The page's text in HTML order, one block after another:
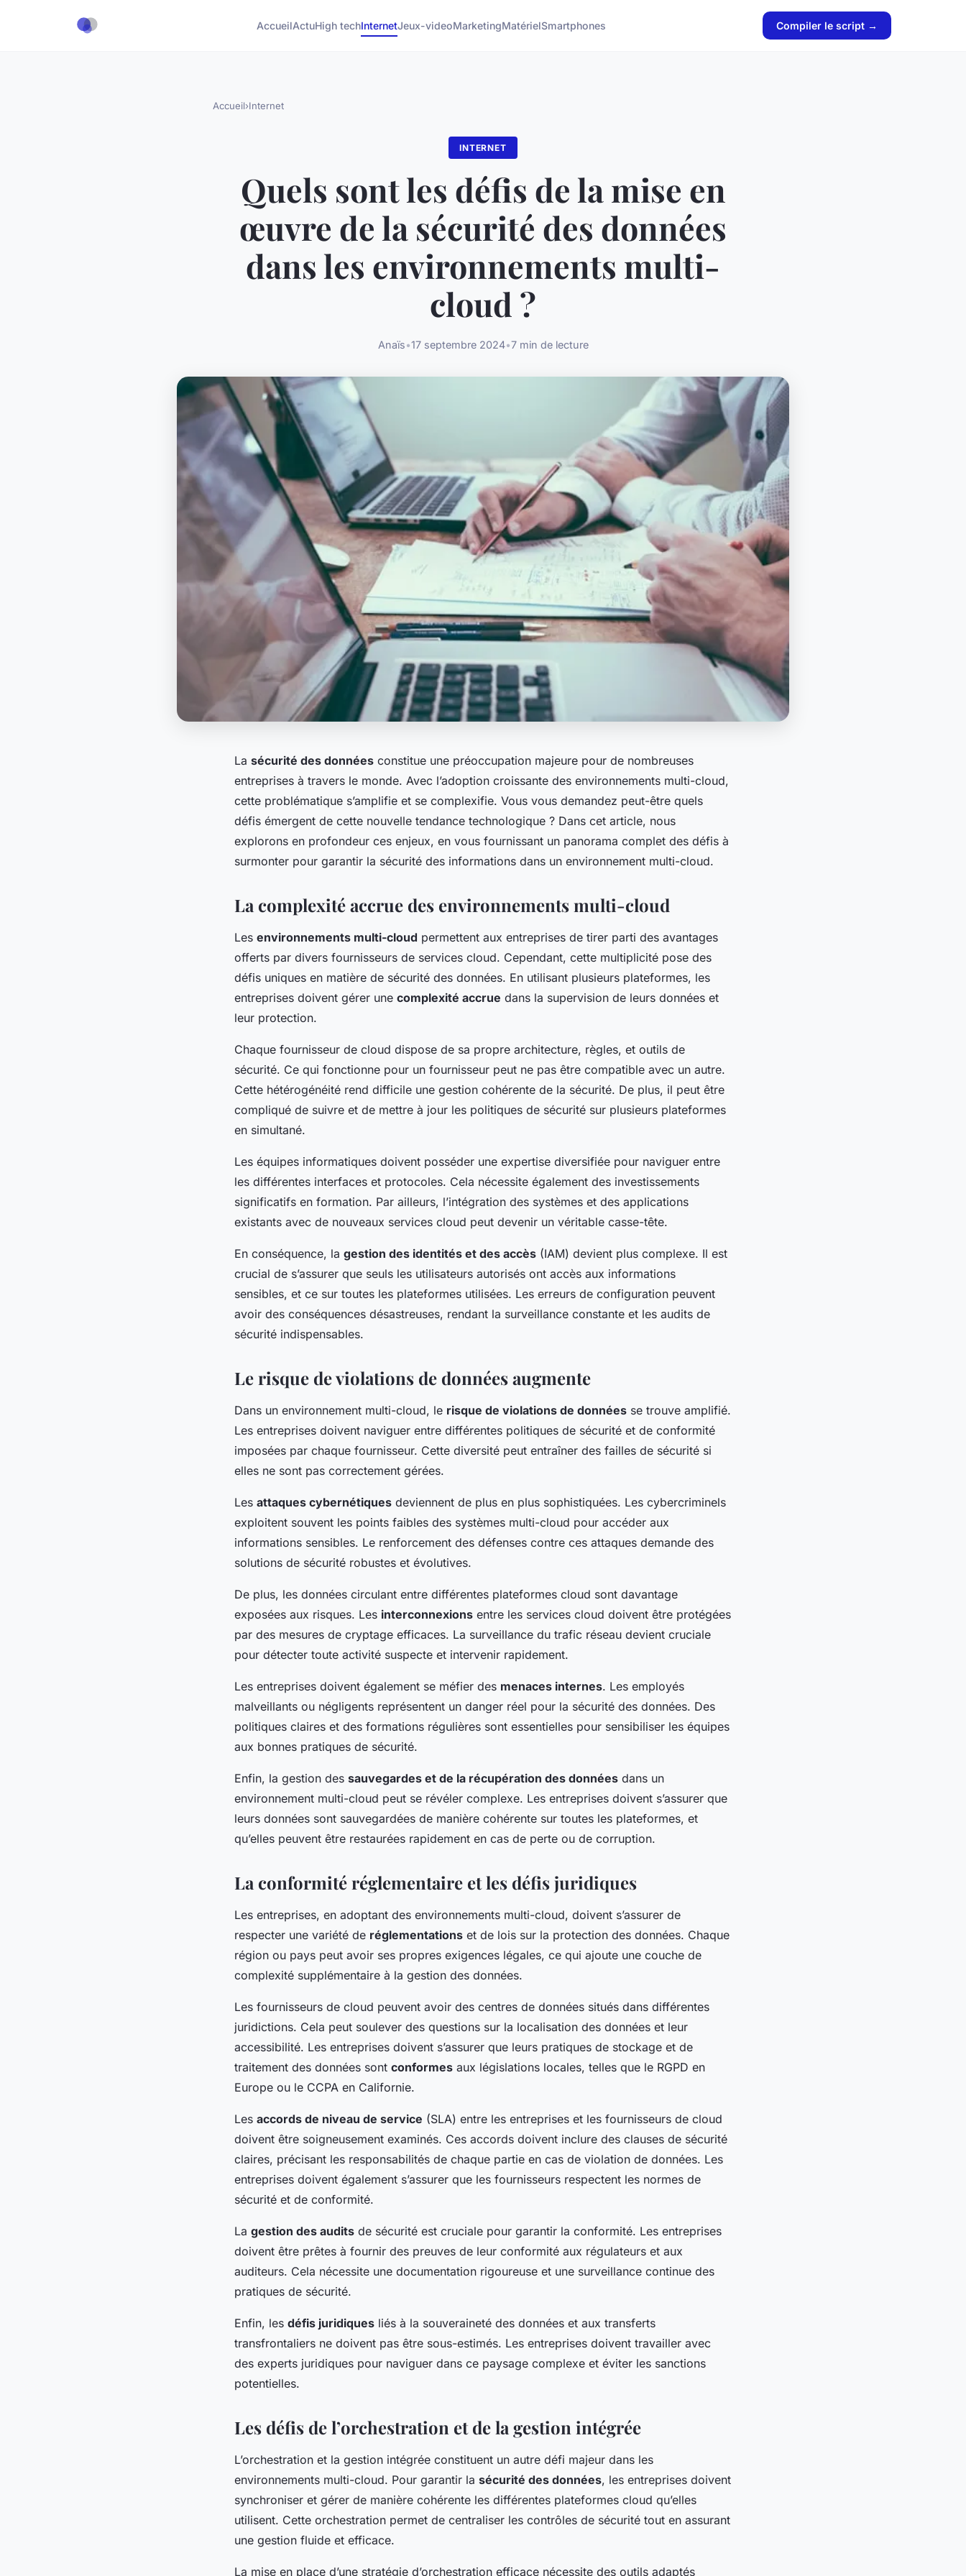
AccueilActuHigh techInternetJeux-videoMarketingMatérielSmartphones Compiler le script →
Accueil›Internet
INTERNET
Quels sont les défis de la mise en
œuvre de la sécurité des données
dans les environnements multi-
cloud ?
Anaïs•17 septembre 2024•7 min de lecture
La sécurité des données constitue une préoccupation majeure pour de nombreuses
entreprises à travers le monde. Avec l’adoption croissante des environnements multi-cloud,
cette problématique s’amplifie et se complexifie. Vous vous demandez peut-être quels
défis émergent de cette nouvelle tendance technologique ? Dans cet article, nous
explorons en profondeur ces enjeux, en vous fournissant un panorama complet des défis à
surmonter pour garantir la sécurité des informations dans un environnement multi-cloud.
La complexité accrue des environnements multi-cloud
Les environnements multi-cloud permettent aux entreprises de tirer parti des avantages
offerts par divers fournisseurs de services cloud. Cependant, cette multiplicité pose des
défis uniques en matière de sécurité des données. En utilisant plusieurs plateformes, les
entreprises doivent gérer une complexité accrue dans la supervision de leurs données et
leur protection.
Chaque fournisseur de cloud dispose de sa propre architecture, règles, et outils de
sécurité. Ce qui fonctionne pour un fournisseur peut ne pas être compatible avec un autre.
Cette hétérogénéité rend difficile une gestion cohérente de la sécurité. De plus, il peut être
compliqué de suivre et de mettre à jour les politiques de sécurité sur plusieurs plateformes
en simultané.
Les équipes informatiques doivent posséder une expertise diversifiée pour naviguer entre
les différentes interfaces et protocoles. Cela nécessite également des investissements
significatifs en formation. Par ailleurs, l’intégration des systèmes et des applications
existants avec de nouveaux services cloud peut devenir un véritable casse-tête.
En conséquence, la gestion des identités et des accès (IAM) devient plus complexe. Il est
crucial de s’assurer que seuls les utilisateurs autorisés ont accès aux informations
sensibles, et ce sur toutes les plateformes utilisées. Les erreurs de configuration peuvent
avoir des conséquences désastreuses, rendant la surveillance constante et les audits de
sécurité indispensables.
Le risque de violations de données augmente
Dans un environnement multi-cloud, le risque de violations de données se trouve amplifié.
Les entreprises doivent naviguer entre différentes politiques de sécurité et de conformité
imposées par chaque fournisseur. Cette diversité peut entraîner des failles de sécurité si
elles ne sont pas correctement gérées.
Les attaques cybernétiques deviennent de plus en plus sophistiquées. Les cybercriminels
exploitent souvent les points faibles des systèmes multi-cloud pour accéder aux
informations sensibles. Le renforcement des défenses contre ces attaques demande des
solutions de sécurité robustes et évolutives.
De plus, les données circulant entre différentes plateformes cloud sont davantage
exposées aux risques. Les interconnexions entre les services cloud doivent être protégées
par des mesures de cryptage efficaces. La surveillance du trafic réseau devient cruciale
pour détecter toute activité suspecte et intervenir rapidement.
Les entreprises doivent également se méfier des menaces internes. Les employés
malveillants ou négligents représentent un danger réel pour la sécurité des données. Des
politiques claires et des formations régulières sont essentielles pour sensibiliser les équipes
aux bonnes pratiques de sécurité.
Enfin, la gestion des sauvegardes et de la récupération des données dans un
environnement multi-cloud peut se révéler complexe. Les entreprises doivent s’assurer que
leurs données sont sauvegardées de manière cohérente sur toutes les plateformes, et
qu’elles peuvent être restaurées rapidement en cas de perte ou de corruption.
La conformité réglementaire et les défis juridiques
Les entreprises, en adoptant des environnements multi-cloud, doivent s’assurer de
respecter une variété de réglementations et de lois sur la protection des données. Chaque
région ou pays peut avoir ses propres exigences légales, ce qui ajoute une couche de
complexité supplémentaire à la gestion des données.
Les fournisseurs de cloud peuvent avoir des centres de données situés dans différentes
juridictions. Cela peut soulever des questions sur la localisation des données et leur
accessibilité. Les entreprises doivent s’assurer que leurs pratiques de stockage et de
traitement des données sont conformes aux législations locales, telles que le RGPD en
Europe ou le CCPA en Californie.
Les accords de niveau de service (SLA) entre les entreprises et les fournisseurs de cloud
doivent être soigneusement examinés. Ces accords doivent inclure des clauses de sécurité
claires, précisant les responsabilités de chaque partie en cas de violation de données. Les
entreprises doivent également s’assurer que les fournisseurs respectent les normes de
sécurité et de conformité.
La gestion des audits de sécurité est cruciale pour garantir la conformité. Les entreprises
doivent être prêtes à fournir des preuves de leur conformité aux régulateurs et aux
auditeurs. Cela nécessite une documentation rigoureuse et une surveillance continue des
pratiques de sécurité.
Enfin, les défis juridiques liés à la souveraineté des données et aux transferts
transfrontaliers ne doivent pas être sous-estimés. Les entreprises doivent travailler avec
des experts juridiques pour naviguer dans ce paysage complexe et éviter les sanctions
potentielles.
Les défis de l’orchestration et de la gestion intégrée
L’orchestration et la gestion intégrée constituent un autre défi majeur dans les
environnements multi-cloud. Pour garantir la sécurité des données, les entreprises doivent
synchroniser et gérer de manière cohérente les différentes plateformes cloud qu’elles
utilisent. Cette orchestration permet de centraliser les contrôles de sécurité tout en assurant
une gestion fluide et efficace.
La mise en place d’une stratégie d’orchestration efficace nécessite des outils adaptés